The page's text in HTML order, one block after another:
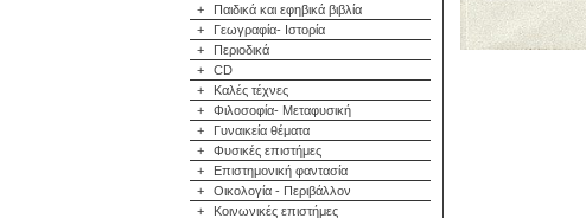
+
Παιδικά και εφηβικά βιβλία
+
Γεωγραφία- Ιστορία
+
Περιοδικά
+
CD
+
Καλές τέχνες
+
Φιλοσοφία- Μεταφυσική
+
Γυναικεία θέματα
+
Φυσικές επιστήμες
+
Επιστημονική φαντασία
+
Οικολογία - Περιβάλλον
+
Κοινωνικές επιστήμες